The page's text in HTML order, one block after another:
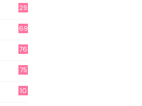
29
69
76
75
10